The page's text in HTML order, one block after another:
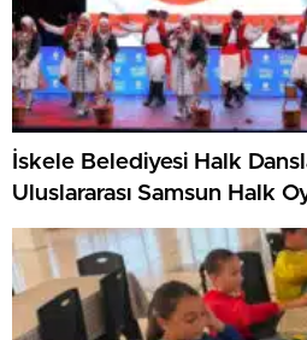
İskele Belediyesi Halk
Uluslararası Samsun Halk
KKTC’yi Gururla Temsil